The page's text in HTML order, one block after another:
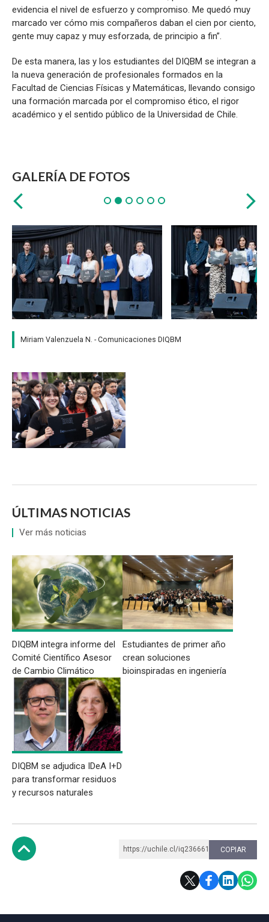
evidencia el nivel de esfuerzo y compromiso. Me quedó muy
marcado ver cómo mis compañeros daban el cien por ciento,
gente muy capaz y muy esforzada, de principio a fin”.
De esta manera, las y los estudiantes del DIQBM se integran a
la nueva generación de profesionales formados en la
Facultad de Ciencias Físicas y Matemáticas, llevando consigo
una formación marcada por el compromiso ético, el rigor
académico y el sentido público de la Universidad de Chile.
GALERÍA DE FOTOS
Zoom Zoom
Miriam Valenzuela N. - Comunicaciones DIQBM
ÚLTIMAS NOTICIAS
Ver más noticias
DIQBM integra informe del
Comité Científico Asesor
de Cambio Climático
Estudiantes de primer año
crean soluciones
bioinspiradas en ingeniería
DIQBM se adjudica IDeA I+D
para transformar residuos
y recursos naturales
https://uchile.cl/iq236661 COPIAR